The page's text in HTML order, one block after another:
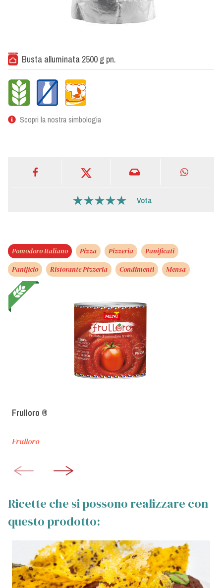
Busta alluminata 2500 g pn.
Scopri la nostra simbologia
Vota
Pomodoro Italiano Pizza Pizzeria
Panificati
Panificio
Ristorante Pizzeria Condimenti Mensa
Frulloro ®
Frulloro
Ricette che si possono realizzare con
questo prodotto: